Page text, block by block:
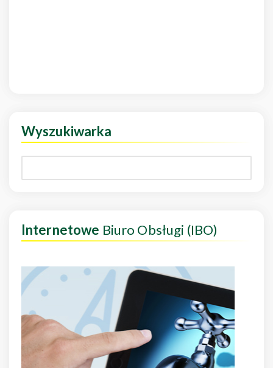
Wyszukiwarka
Internetowe Biuro Obsługi (IBO)